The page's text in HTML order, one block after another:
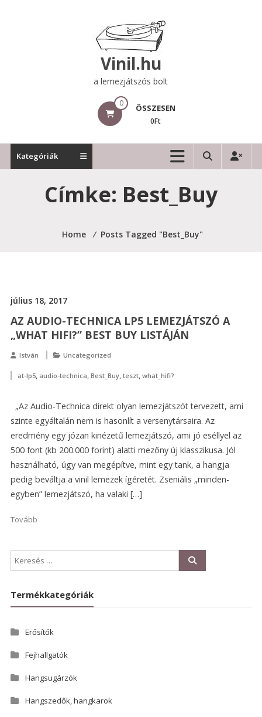
Vinil.hu
a lemezjátszós bolt
0 ÖSSZESEN
0Ft
Kategóriák
Címke: Best_Buy
Home ⁄ Posts Tagged "Best_Buy"
július 18, 2017
AZ AUDIO-TECHNICA LP5 LEMEZJÁTSZÓ A
„WHAT HIFI?” BEST BUY LISTÁJÁN
István Uncategorized
at-lp5, audio-technica, Best_Buy, teszt, what_hifi?
„Az Audio-Technica direkt olyan lemezjátszót tervezett, ami
szinte egyáltalán nem is hasonlít a versenytársaira. Az
eredmény egy józan kinézetű lemezjátszó, ami jó eséllyel az
500 font (kb 200.000 forint) alatti mezőny új klasszikusa. Jól
használható, úgy van megépítve, mint egy tank, a hangja
pedig beváltja a vinil lemezek ígéretét. Zseniális „minden-
egyben” lemezjátszó, ha valaki […]
Tovább
Termékkategóriák
Erősítők
Fejhallgatók
Hangsugárzók
Hangszedők, hangkarok